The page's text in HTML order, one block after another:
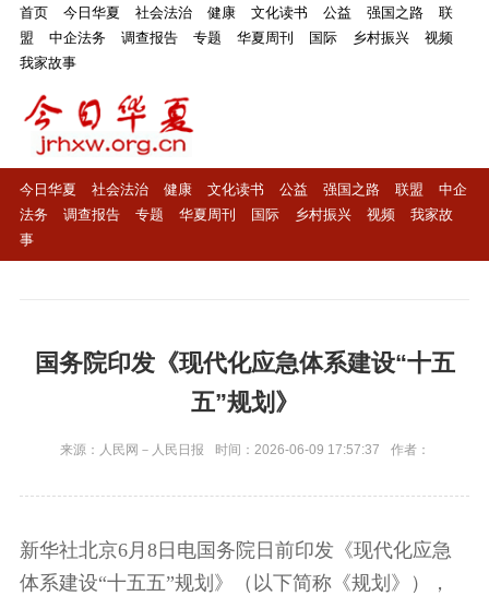
首页 今日华夏 社会法治 健康 文化读书 公益 强国之路
联
盟
中企法务 调查报告 专题 华夏周刊 国际 乡村振兴
视频
我家故事
今日华夏 社会法治 健康 文化读书 公益 强国之路 联盟
中企
法务
调查报告 专题 华夏周刊 国际 乡村振兴 视频
我家故
事
国务院印发《现代化应急体系建设“十五
五”规划》
来源：人民网－人民日报 时间：2026-06-09 17:57:37 作者：
新华社北京6月8日电国务院日前印发《现代化应急
体系建设“十五五”规划》（以下简称《规划》），